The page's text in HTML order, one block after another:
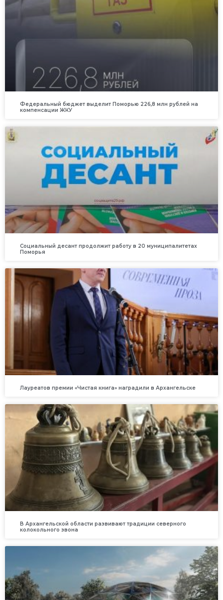
Федеральный бюджет выделит Поморью 226,8 млн рублей на
компенсации ЖКУ
Социальный десант продолжит работу в 20 муниципалитетах
Поморья
Лауреатов премии «Чистая книга» наградили в Архангельске
В Архангельской области развивают традиции северного
колокольного звона